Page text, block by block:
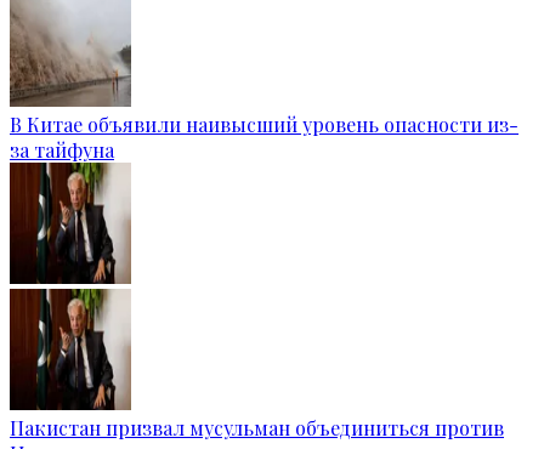
В Китае объявили наивысший уровень опасности из-
за тайфуна
Пакистан призвал мусульман объединиться против